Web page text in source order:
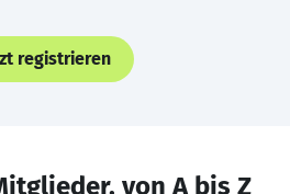
registrieren
von A bis Z